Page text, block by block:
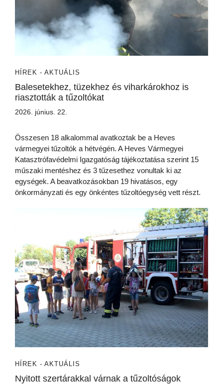
HÍREK - AKTUÁLIS
Balesetekhez, tüzekhez és viharkárokhoz is
riasztották a tűzoltókat
2026. június. 22.
Összesen 18 alkalommal avatkoztak be a Heves
vármegyei tűzoltók a hétvégén. A Heves Vármegyei
Katasztrófavédelmi Igazgatóság tájékoztatása szerint 15
műszaki mentéshez és 3 tűzesethez vonultak ki az
egységek. A beavatkozásokban 19 hivatásos, egy
önkormányzati és egy önkéntes tűzoltóegység vett részt.
HÍREK - AKTUÁLIS
Nyitott szertárakkal várnak a tűzoltóságok